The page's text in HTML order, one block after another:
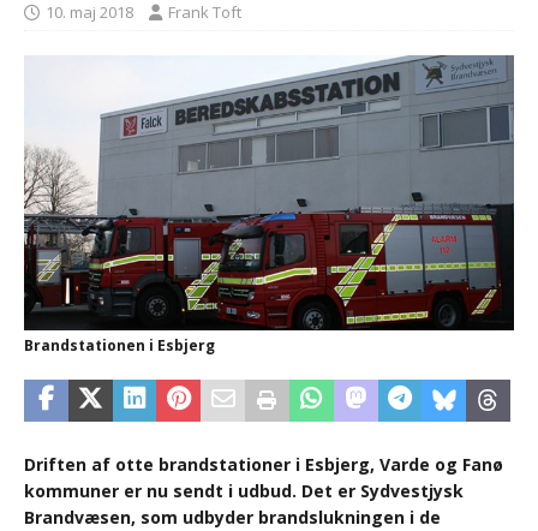
10. maj 2018 Frank Toft
Brandstationen i Esbjerg
Driften af otte brandstationer i Esbjerg, Varde og Fanø
kommuner er nu sendt i udbud. Det er Sydvestjysk
Brandvæsen, som udbyder brandslukningen i de